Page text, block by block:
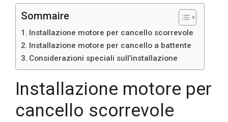
Sommaire
Installazione motore per cancello scorrevole
Installazione motore per cancello a battente
Considerazioni speciali sull’installazione
Installazione motore per
cancello scorrevole